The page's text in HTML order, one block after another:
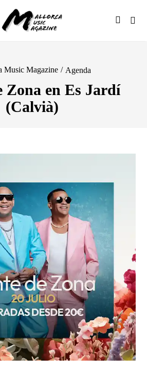
Music Magazine / Agenda
Zona en Es Jardí
(Calvià)